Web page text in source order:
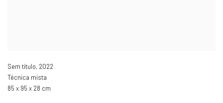
Sem título, 2022
Técnica mista
85 x 95 x 28 cm